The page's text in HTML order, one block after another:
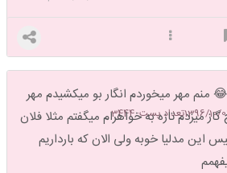
تعداد پست: 3444
مهر میخوردم انگار بو میکشیدم مهر
میزدم تازه به خواهرام میگفتم مثلا فلان
این مدلیا خوبه ولی الان که بارداریم